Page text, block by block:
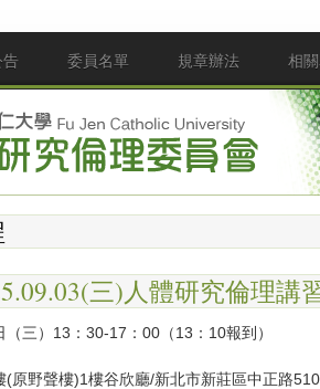
委員名單 規章辦法 相
三)人體研究倫理講
三）13：30-17：00（13：10報到）
(原野聲樓)1樓谷欣廳/新北市新莊區中正路